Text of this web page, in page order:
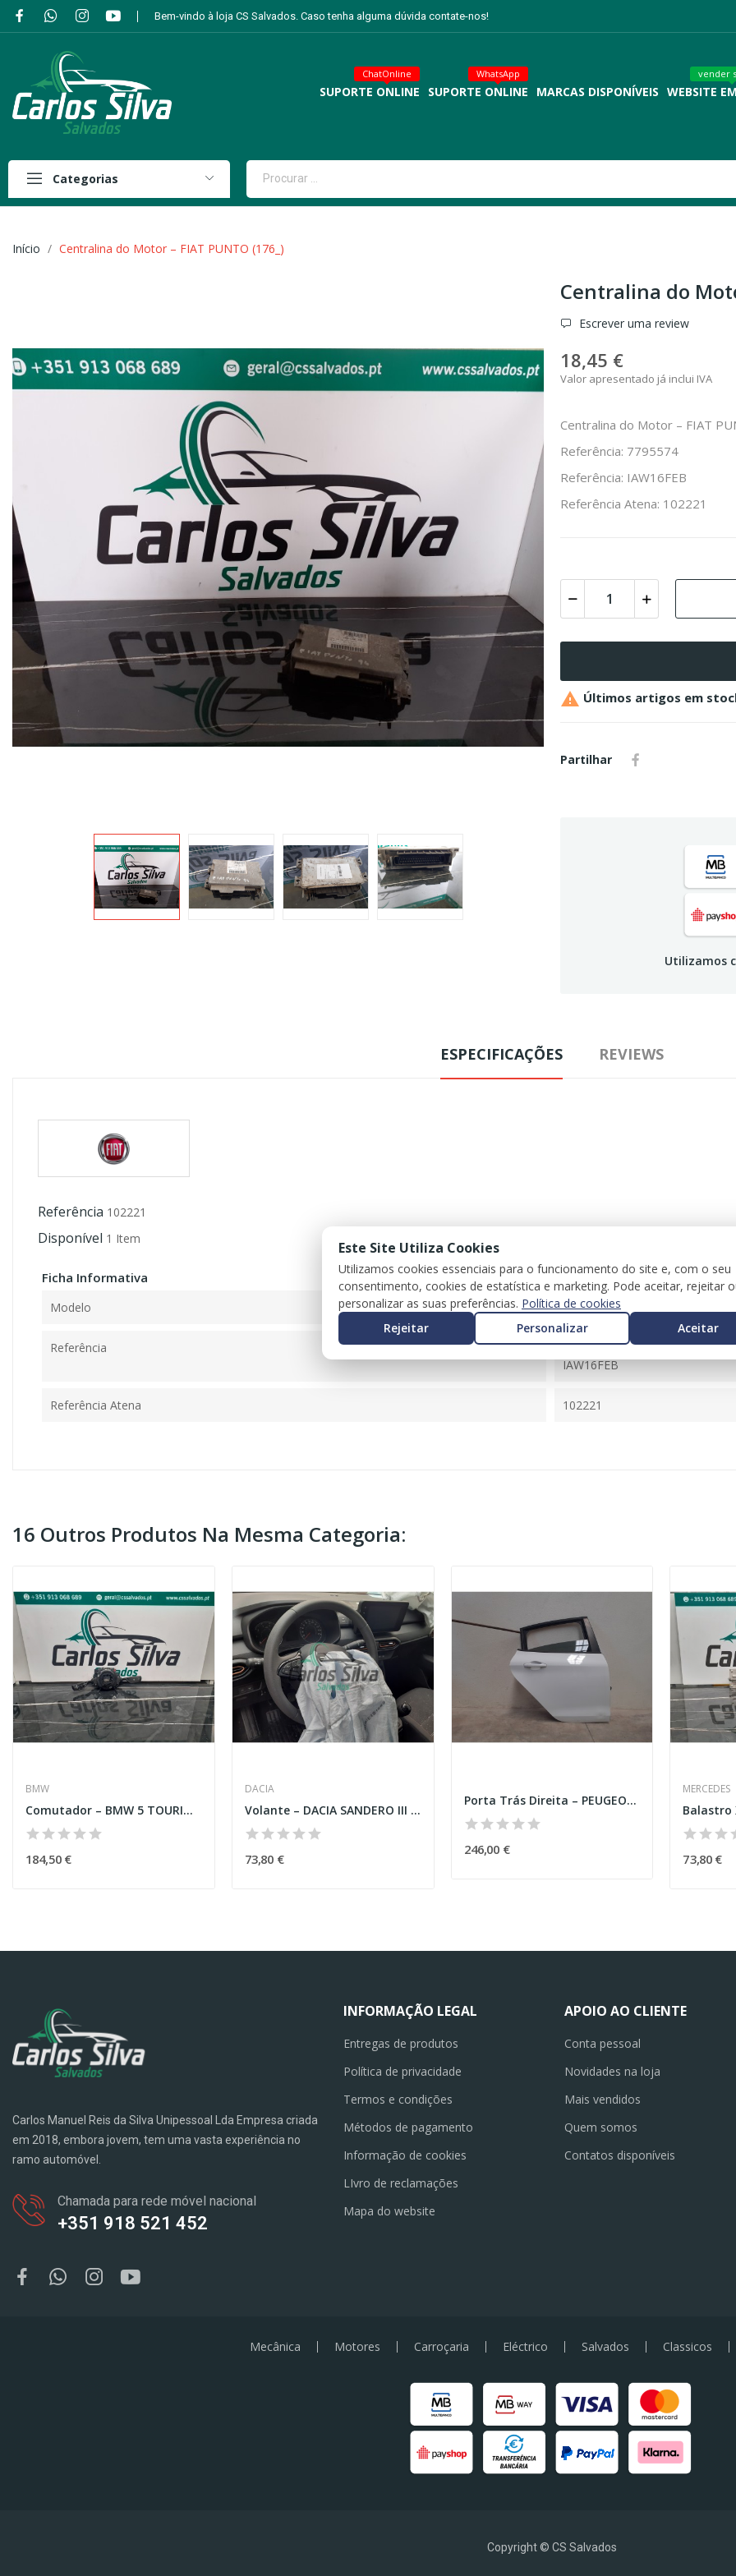
Bem-vindo à loja CS Salvados. Caso tenha alguma dúvida contate-nos!
SUPORTE ONLINE
ChatOnline
SUPORTE ONLINE
WhatsApp
MARCAS DISPONÍVEIS WEBSITE
vender
Categorias
Início Centralina do Motor – FIAT PUNTO (176_)
Centralina do
Escrever uma review
18,45 €
Valor apresentado já inclui IVA
Centralina do Motor – FIAT
Referência: 7795574
Referência: IAW16FEB
Referência Atena: 102221
 Últimos artigos em
Partilhar
Utilizamos
ESPECIFICAÇÕES REVIEWS
Referência 102221
Disponível 1 Item
Ficha Informativa
Modelo PUNTO (176_)
Referência
7795574
IAW16FEB
Referência Atena 102221
16 Outros Produtos Na Mesma Categoria:
BMW
Comutador – BMW 5 TOURING (G31)
184,50 €
DACIA
Volante – DACIA SANDERO III (BJI)
73,80 €
Porta Trás Direita – PEUGEOT 208 I (CA_.CC_)
246,00 €
MERCEDES
73,80 €
Carlos Manuel Reis da Silva Unipessoal Lda Empresa criada
em 2018, embora jovem, tem uma vasta experiência no
ramo automóvel.
Chamada para rede móvel nacional
+351 918 521 452
INFORMAÇÃO LEGAL
Entregas de produtos
Política de privacidade
Termos e condições
Métodos de pagamento
Informação de cookies
LIvro de reclamações
Mapa do website
APOIO AO CLIENTE
Conta pessoal
Novidades na loja
Mais vendidos
Quem somos
Contatos disponíveis
Mecânica Motores Carroçaria Eléctrico Salvados Classicos
Copyright © CS Salvados
Este Site Utiliza Cookies
Utilizamos cookies essenciais para o funcionamento do site e, com o seu
consentimento, cookies de estatística e marketing. Pode aceitar, rejeitar
personalizar as suas preferências. Política de cookies
Rejeitar
Personalizar Aceitar